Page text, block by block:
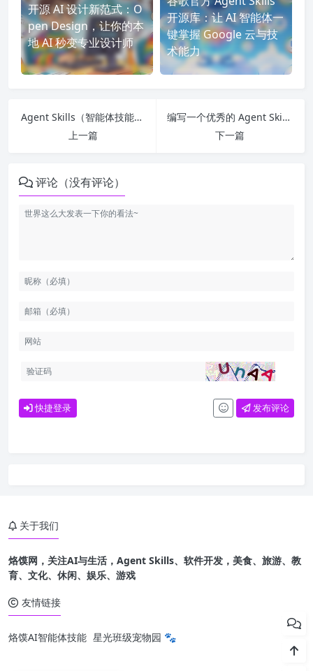
开源 AI 设计新范式：O
pen Design，让你的本
地 AI 秒变专业设计师
开源库：让 AI 智能体一
键掌握 Google 云与技
术能力
Agent Skills（智能体技能）全面介绍
上一篇
编写一个优秀的 Agent Skill（通常称为 Tool 或 Function）
下一篇
评论（没有评论）
快捷登录 发布评论
关于我们
烙馍网，关注AI与生活，Agent Skills、软件开发，美食、旅游、教
育、文化、休闲、娱乐、游戏
友情链接
烙馍AI智能体技能 星光班级宠物园 🐾